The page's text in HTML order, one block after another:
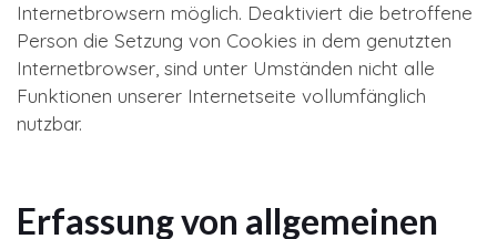
Internetbrowsern möglich. Deaktiviert die betroffene
Person die Setzung von Cookies in dem genutzten
Internetbrowser, sind unter Umständen nicht alle
Funktionen unserer Internetseite vollumfänglich
nutzbar.
Erfassung von allgemeinen